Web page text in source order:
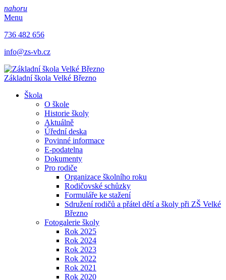
nahoru
Menu
736 482 656
info@zs-vb.cz
Základní škola Velké Březno
Škola
O škole
Historie školy
Aktuálně
Úřední deska
Povinné informace
E-podatelna
Dokumenty
Pro rodiče
Organizace školního roku
Rodičovské schůzky
Formuláře ke stažení
Sdružení rodičů a přátel dětí a školy při ZŠ Velké
Březno
Fotogalerie školy
Rok 2025
Rok 2024
Rok 2023
Rok 2022
Rok 2021
Rok 2020